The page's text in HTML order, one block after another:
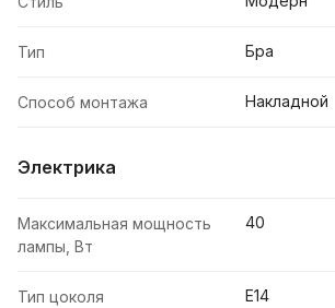
Тип Бра
Способ монтажа Накладной
Электрика
Максимальная мощность
лампы, Вт
40
Тип цоколя E14